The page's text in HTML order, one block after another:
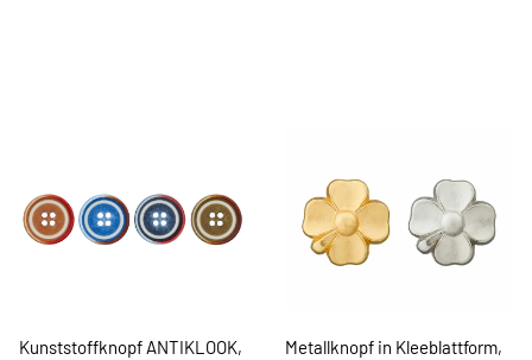
Kunststoffknopf ANTIKLOOK,
Metallknopf in Kleeblattform,